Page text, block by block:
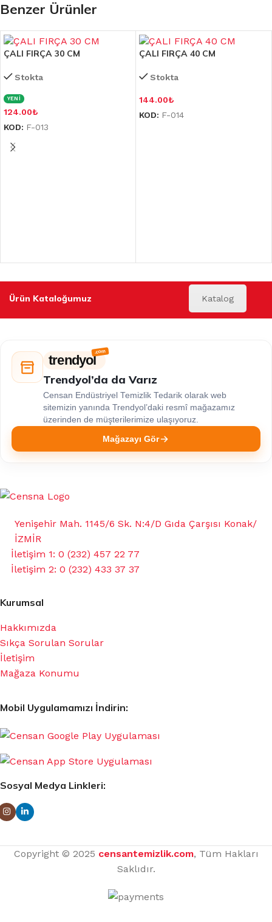
Benzer Ürünler
ÇALI FIRÇA 30 CM
Stokta
YENİ
124.00₺
KOD: F-013
ÇALI FIRÇA 40 CM
Stokta
144.00₺
KOD: F-014
Ürün Kataloğumuz Katalog
trendyol
Trendyol’da da Varız
Censan Endüstriyel Temizlik Tedarik olarak web
sitemizin yanında Trendyol’daki resmî mağazamız
üzerinden de müşterilerimize ulaşıyoruz.
Mağazayı Gör
Yenişehir Mah. 1145/6 Sk. N:4/D Gıda Çarşısı Konak/
İZMİR
İletişim 1: 0 (232) 457 22 77
İletişim 2: 0 (232) 433 37 37
Kurumsal
Hakkımızda
Sıkça Sorulan Sorular
İletişim
Mağaza Konumu
Mobil Uygulamamızı İndirin:
Sosyal Medya Linkleri:
Copyright © 2025 censantemizlik.com, Tüm Hakları
Saklıdır.